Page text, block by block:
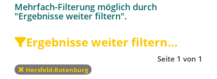
Mehrfach-Filterung möglich durch
"Ergebnisse weiter filtern".
Ergebnisse weiter filtern...
Seite 1 von 1
Hersfeld-Rotenburg